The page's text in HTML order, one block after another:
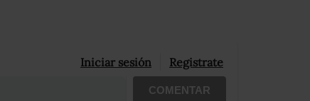
Iniciar sesión Registrate
COMENTAR